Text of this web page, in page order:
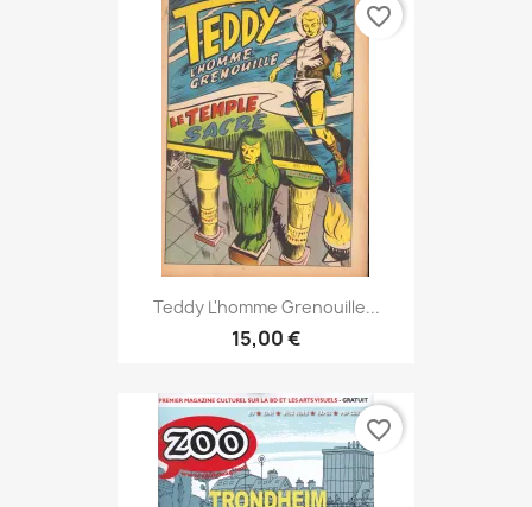
Teddy L'homme Grenouille...
15,00 €
favorite_border
favorite_border